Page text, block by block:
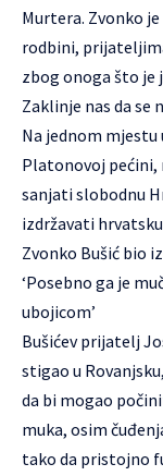
Murtera. Zvonko
rodbini,
zbog onoga što je
Zaklinje nas da
Na jednom mjestu
Platonovoj pećini,
sanjati slobodnu
izdržavati
Zvonko Bušić bio
‘Posebno ga je
ubojicom’
Bušićev prijatelj
stigao u
da bi mogao
muka, osim
tako da pristojno